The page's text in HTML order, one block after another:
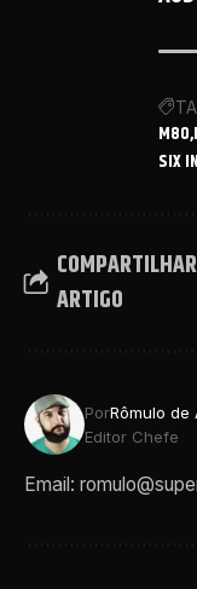
M80
SIX
ARTIGO
PorRômulo de
Editor Chefe
Email: